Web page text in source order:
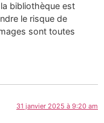
bibliothèque est
le risque de
sont toutes
31 janvier 2025 à 9:20 am